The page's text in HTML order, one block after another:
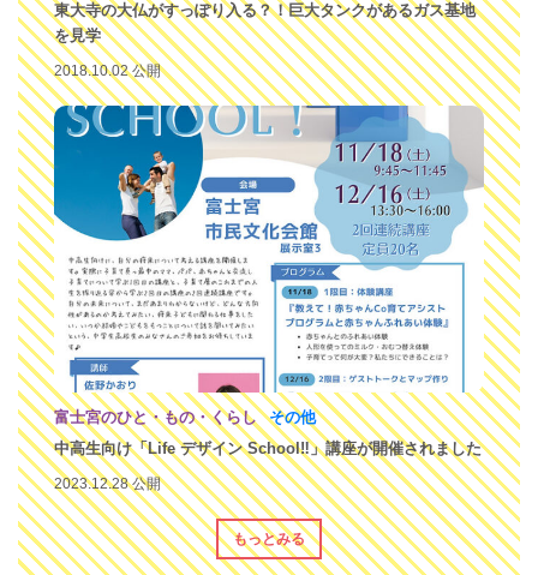
東大寺の大仏がすっぽり入る？！巨大タンクがあるガス基地
を見学
2018.10.02 公開
富士宮のひと・もの・くらし
その他
中高生向け「Life デザイン School‼︎」講座が開催されました
2023.12.28 公開
もっとみる